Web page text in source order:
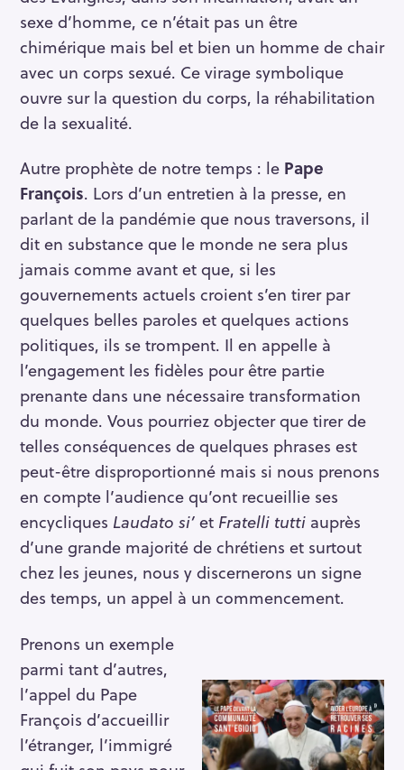
sexe d’homme, ce n’était pas un être
chimérique mais bel et bien un homme de chair
avec un corps sexué. Ce virage symbolique
ouvre sur la question du corps, la réhabilitation
de la sexualité.
Autre prophète de notre temps : le Pape
François. Lors d’un entretien à la presse, en
parlant de la pandémie que nous traversons, il
dit en substance que le monde ne sera plus
jamais comme avant et que, si les
gouvernements actuels croient s’en tirer par
quelques belles paroles et quelques actions
politiques, ils se trompent. Il en appelle à
l’engagement les fidèles pour être partie
prenante dans une nécessaire transformation
du monde. Vous pourriez objecter que tirer de
telles conséquences de quelques phrases est
peut-être disproportionné mais si nous prenons
en compte l’audience qu’ont recueillie ses
encycliques Laudato si’et Fratelli tutti auprès
d’une grande majorité de chrétiens et surtout
chez les jeunes, nous y discernerons un signe
des temps, un appel à un commencement.
Prenons un exemple
parmi tant d’autres,
l’appel du Pape
François d’accueillir
l’étranger, l’immigré